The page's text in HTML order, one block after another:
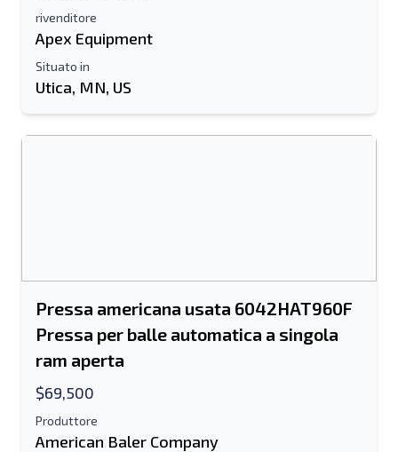
rivenditore
Apex Equipment
Situato in
Utica, MN, US
Pressa americana usata 6042HAT960F
Pressa per balle automatica a singola
ram aperta
$69,500
Produttore
American Baler Company